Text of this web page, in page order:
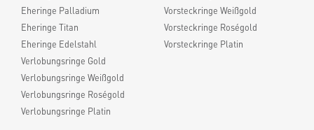
Eheringe Palladium
Eheringe Titan
Eheringe Edelstahl
Verlobungsringe Gold
Verlobungsringe Weißgold
Verlobungsringe Roségold
Verlobungsringe Platin
Vorsteckringe Weißgold
Vorsteckringe Roségold
Vorsteckringe Platin